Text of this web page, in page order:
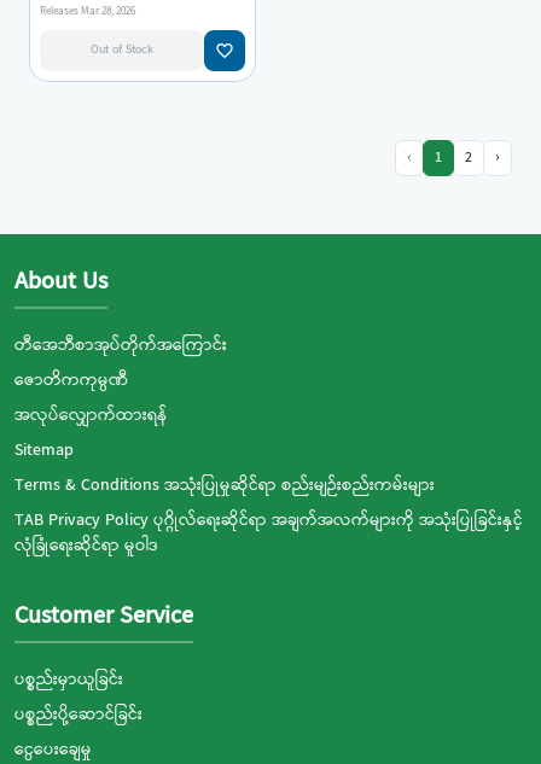
Releases Mar 28, 2026
Out of Stock favorite_border
‹ 1 2 ›
About Us
တီအေဘီစာအုပ်တိုက်အကြောင်း
ဇောတိကကုမ္ပဏီ
အလုပ်လျှောက်ထားရန်
Sitemap
Terms & Conditions အသုံးပြုမှုဆိုင်ရာ စည်းမျဉ်းစည်းကမ်းများ
TAB Privacy Policy ပုဂ္ဂိုလ်ရေးဆိုင်ရာ အချက်အလက်များကို အသုံးပြုခြင်းနှင့်
လုံခြုံရေးဆိုင်ရာ မူဝါဒ
Customer Service
ပစ္စည်းမှာယူခြင်း
ပစ္စည်းပို့ဆောင်ခြင်း
ငွေပေးချေမှု